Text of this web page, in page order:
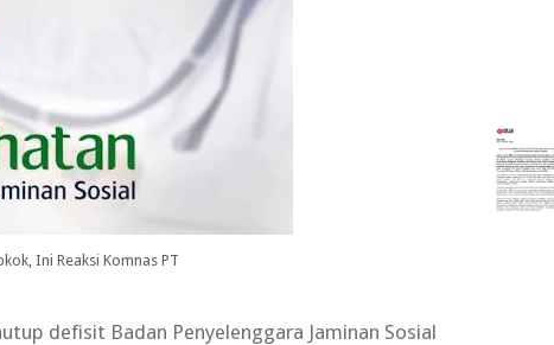
Ini Reaksi Komnas PT
defisit Badan Penyelenggara Jaminan Sosial